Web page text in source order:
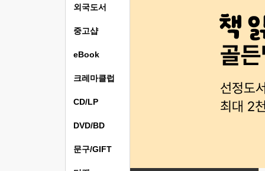
외국도서
중고샵
eBook
크레마클럽
CD/LP
DVD/BD
문구/GIFT